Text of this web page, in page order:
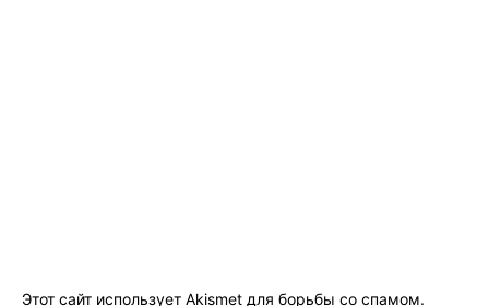
Этот сайт использует Akismet для борьбы со спамом.